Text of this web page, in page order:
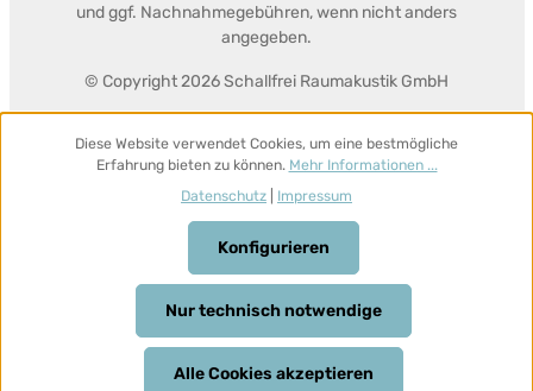
© Copyright 2026 Schallfrei Raumakustik GmbH
und ggf. Nachnahmegebühren, wenn nicht anders
angegeben.
Diese Website verwendet Cookies, um eine bestmögliche
Erfahrung bieten zu können. Mehr Informationen ...
Datenschutz
Impressum
Nur technisch notwendige
Konfigurieren
Alle Cookies akzeptieren